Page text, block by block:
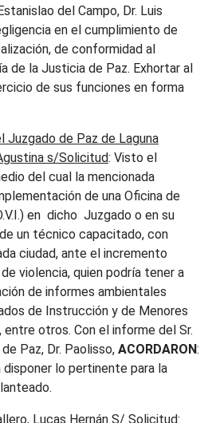
del Campo, Dr. Luis
en el cumplimiento de
de conformidad al
de la Justicia de Paz. Exhortar al
de sus funciones en forma
Juzgado de Paz de Laguna
s/Solicitud: Visto el
del cual la mencionada
de una Oficina de
en dicho Juzgado o en su
un técnico capacitado, con
ciudad, ante el incremento
violencia, quien podría tener a
de informes ambientales
de Instrucción y de Menores
entre otros. Con el informe del Sr.
Paz, Dr. Paolisso, ACORDARON:
disponer lo pertinente para la
Lucas Hernán S/ Solicitud: